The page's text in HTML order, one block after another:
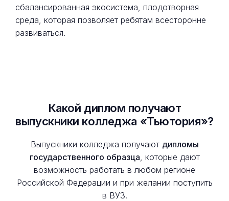
сбалансированная экосистема, плодотворная
среда, которая позволяет ребятам всесторонне
развиваться.
Какой диплом получают
выпускники колледжа «Тьютория»?
Выпускники колледжа получают дипломы
государственного образца , которые дают
возможность работать в любом регионе
Российской Федерации и при желании поступить
в ВУЗ.